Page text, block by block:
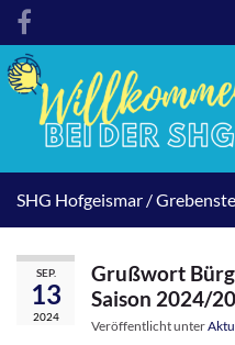
SHG Hofgeismar /
SEP.
13
2024
Grußwort
Saison 2024/
Veröffentlicht unter